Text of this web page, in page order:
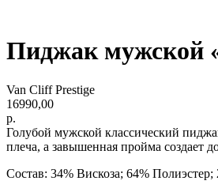
Пиджак мужской
Van Cliff Prestige
16990,00
р.
Голубой мужской классический
плеча, а завышенная пройма создает
Состав: 34% Вискоза; 64% Полиэстер;